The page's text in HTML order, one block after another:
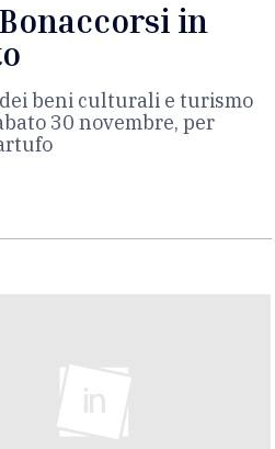
in
beni culturali e turismo
30 novembre, per